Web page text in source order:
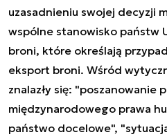
uzasadnieniu swojej decyzji
wspólne stanowisko państw
broni, które określają
eksport broni. Wśród
znalazły się: "poszanowanie
międzynarodowego prawa
państwo docelowe",